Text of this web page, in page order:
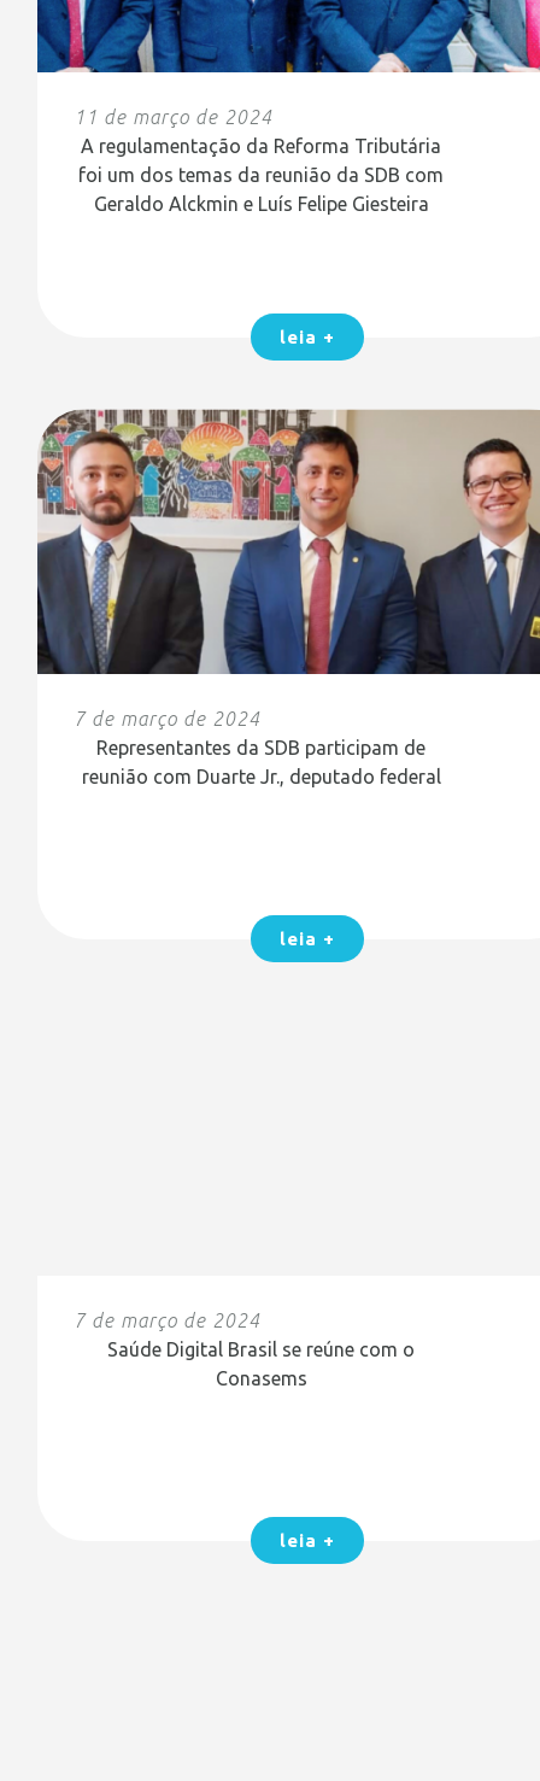
11 de março de 2024
A regulamentação da Reforma Tributária
foi um dos temas da reunião da SDB com
Geraldo Alckmin e Luís Felipe Giesteira
leia +
7 de março de 2024
Representantes da SDB participam de
reunião com Duarte Jr., deputado federal
leia +
7 de março de 2024
Saúde Digital Brasil se reúne com o
Conasems
leia +